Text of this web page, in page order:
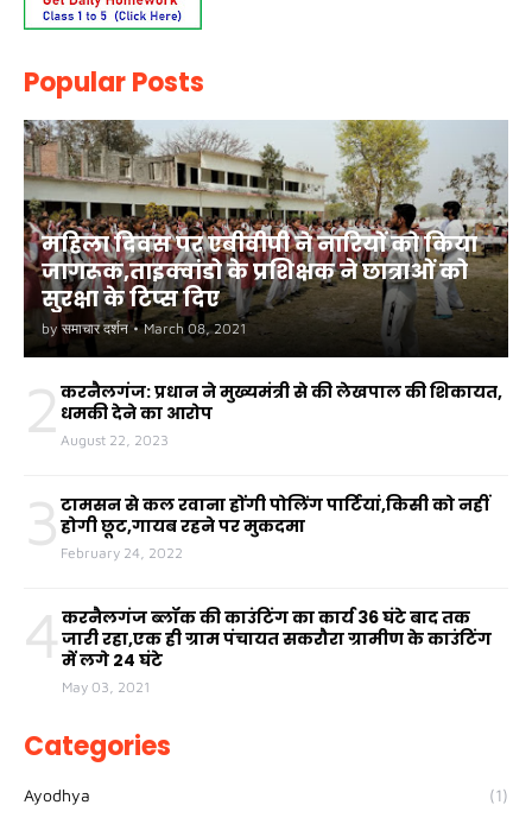
Popular Posts
महिला दिवस पर एबीवीपी ने नारियों को किया
जागरूक,ताइक्वांडो के प्रशिक्षक ने छात्राओं को
सुरक्षा के टिप्स दिए
by समाचार दर्शन • March 08, 2021
2 करनैलगंज: प्रधान ने मुख्यमंत्री से की लेखपाल की शिकायत,
धमकी देने का आरोप
August 22, 2023
3 टामसन से कल रवाना होंगी पोलिंग पार्टियां,किसी को नहीं
होगी छूट,गायब रहने पर मुकदमा
February 24, 2022
4 करनैलगंज ब्लॉक की काउंटिंग का कार्य 36 घंटे बाद तक
जारी रहा,एक ही ग्राम पंचायत सकरौरा ग्रामीण के काउंटिंग
में लगे 24 घंटे
May 03, 2021
Categories
Ayodhya (1)